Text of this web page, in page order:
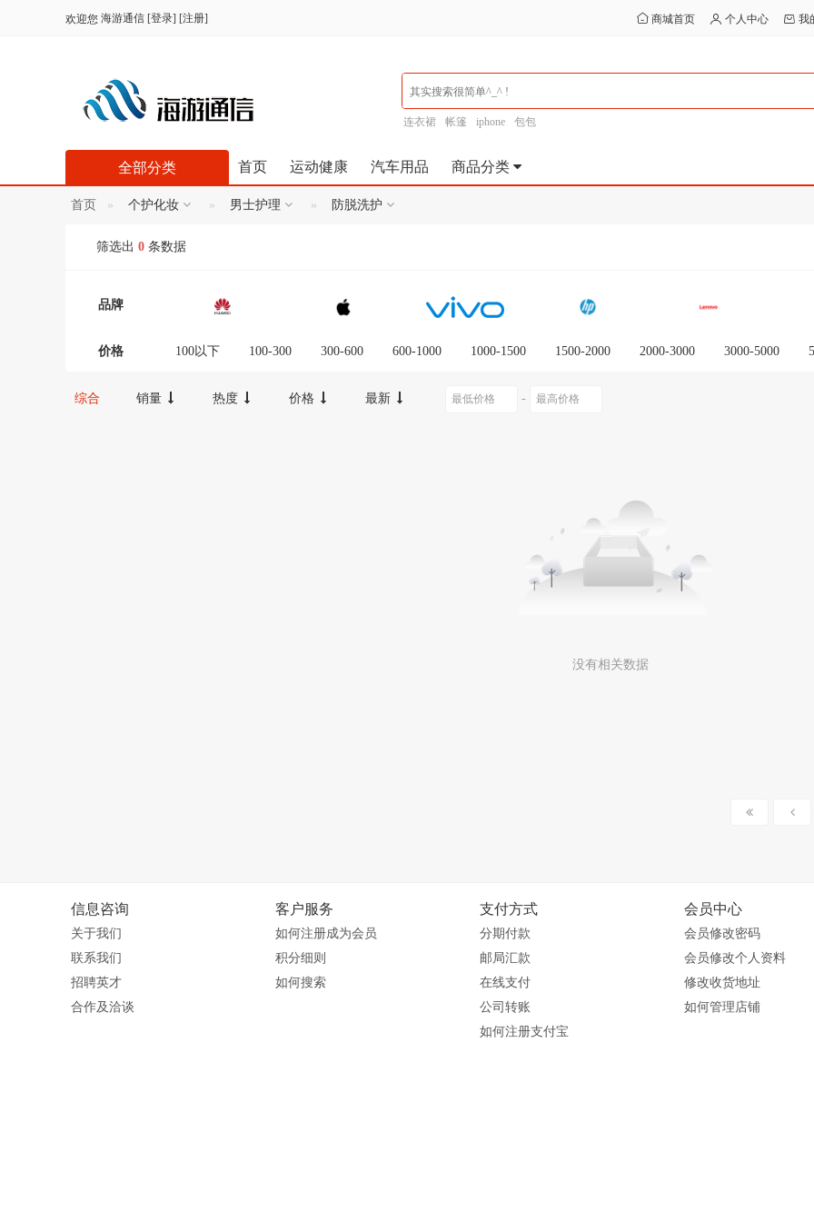
欢迎您 海游通信 [登录] [注册] 商城首页 个人中心 我
连衣裙 帐篷 iphone 包包
首页 运动健康 汽车用品 商品分类
全部分类
首页 个护化妆 男士护理 防脱洗护
筛选出 0 条数据
品牌
价格 100以下 100-300 300-600 600-1000 1000-1500 1500-2000 2000-3000 3000-5000
综合 销量 热度 价格 最新 -
没有相关数据
信息咨询
关于我们
联系我们
招聘英才
合作及洽谈
客户服务
如何注册成为会员
积分细则
如何搜索
支付方式
分期付款
邮局汇款
在线支付
公司转账
如何注册支付宝
会员中心
会员修改密码
会员修改个人资料
修改收货地址
如何管理店铺